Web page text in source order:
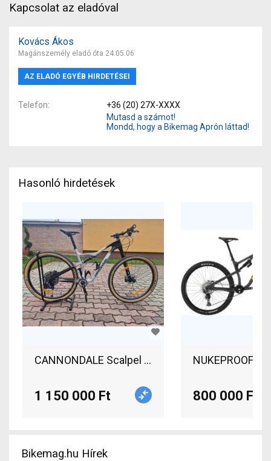
Kapcsolat az eladóval
Kovács Ákos
Magánszemély eladó óta 24.05.06
AZ ELADÓ EGYÉB HIRDETÉSEI
Telefon
+36 (20) 27X-XXXX
Mutasd a számot!
Mondd, hogy a Bikemag Aprón láttad!
Hasonló hirdetések
CANNONDALE Scalpel Carbon 3 2021 Mountain
1 150 000 Ft
NUKEPROOF
800 000 Ft
Bikemag.hu Hírek